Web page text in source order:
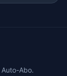
Abo.